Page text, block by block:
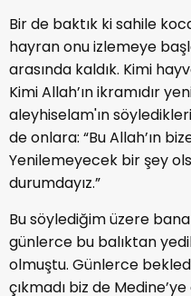
Bir de baktık ki sahile
hayran onu izlemeye
arasında kaldık. Kimi
Kimi Allah’ın ikramıdır
aleyhiselam'ın
de onlara: “Bu Allah’ın
Yenilemeyecek bir şey
durumdayız.”
Bu söylediğim üzere
günlerce bu balıktan
olmuştu. Günlerce
çıkmadı biz de Medine’ye